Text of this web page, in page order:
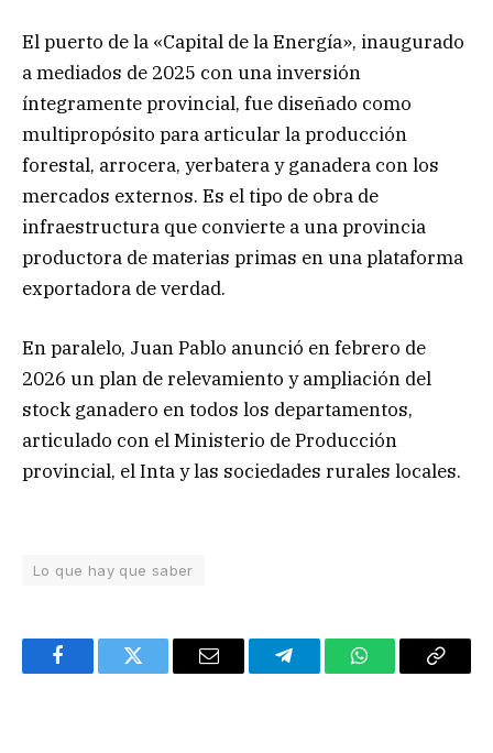
El puerto de la «Capital de la Energía», inaugurado
a mediados de 2025 con una inversión
íntegramente provincial, fue diseñado como
multipropósito para articular la producción
forestal, arrocera, yerbatera y ganadera con los
mercados externos. Es el tipo de obra de
infraestructura que convierte a una provincia
productora de materias primas en una plataforma
exportadora de verdad.
En paralelo, Juan Pablo anunció en febrero de
2026 un plan de relevamiento y ampliación del
stock ganadero en todos los departamentos,
articulado con el Ministerio de Producción
provincial, el Inta y las sociedades rurales locales.
Lo que hay que saber
FacebookTwitter Email TelegramWhatsAppCopy